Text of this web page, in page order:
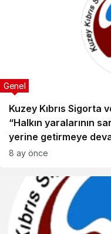
Kuzey Kıbrıs Sigorta
“Halkın yaralarının
yerine getirmeye
Genel
8 ay önce